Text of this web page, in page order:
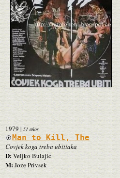
1979 | 51 años
Man to Kill, The
Covjek koga treba ubitiaka
D:Veljko Bulajic
M: Joze Privsek